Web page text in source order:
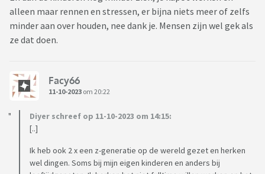
omgaan met teleurstellingen.
De twintigers van Generatie Z zien niet vaak wat in fulltime
ze dan ook eisen stellen. 'Gen Z' heeft een bevoorrechte
positie ten opzichte van voorganger Generatie Y - de
hoge werkloosheid.
Werkgevers vinden de ogenschijnlijk onrealistische eisen van
de twintigers lastig. Volgens een enquête van American
alleen maar rennen en stressen, er bijna niets meer of zelfs
minder aan over houden, nee dank je. Mensen zijn wel gek als
ze dat doen.
Facy66
11-10-2023 om 20:22
Diyer schreef op 11-10-2023 om 14:15:
[..]
Ik heb ook 2 x een z-generatie op de wereld gezet en herken
wel dingen. Soms bij mijn eigen kinderen en anders bij